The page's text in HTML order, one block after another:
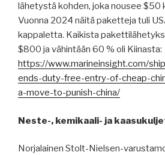
lähetystä kohden, joka nousee $50
Vuonna 2024 näitä paketteja tuli
kappaletta. Kaikista
$800 ja vähintään 60 % oli Kiinasta:
https://www.marineinsight.com/
ends-duty-free-entry-of-cheap-
a-move-to-punish-china/
Neste-, kemikaali- ja
Norjalainen Stolt-Nielsen-